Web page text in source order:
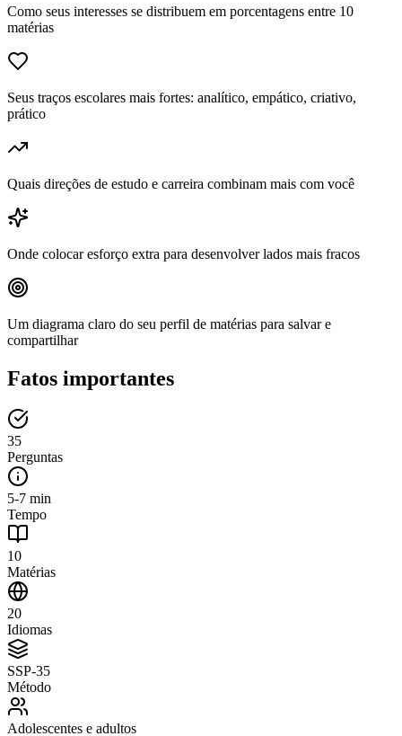
Como seus interesses se distribuem em porcentagens entre 10
matérias
Seus traços escolares mais fortes: analítico, empático, criativo,
prático
Quais direções de estudo e carreira combinam mais com você
Onde colocar esforço extra para desenvolver lados mais fracos
Um diagrama claro do seu perfil de matérias para salvar e
compartilhar
Fatos importantes
35
Perguntas
5-7 min
Tempo
10
Matérias
20
Idiomas
SSP-35
Método
Adolescentes e adultos